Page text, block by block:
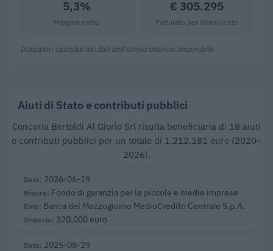
5,3%
Margine netto
€ 305.295
Fatturato per dipendente
Indicatori calcolati dai dati dell'ultimo bilancio disponibile.
Aiuti di Stato e contributi pubblici
Conceria Bertoldi Al Giorio Srl risulta beneficiaria di 18 aiuti
o contributi pubblici per un totale di 1.212.181 euro (2020–
2026).
2026-06-19
Fondo di garanzia per le piccole e medie imprese
Banca del Mezzogiorno MedioCredito Centrale S.p.A.
320.000 euro
2025-08-29